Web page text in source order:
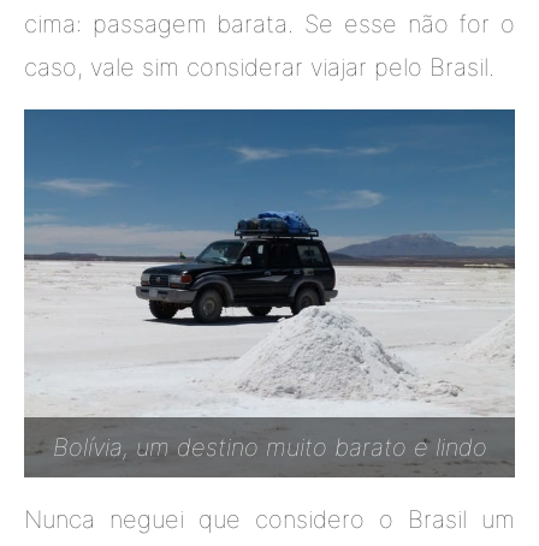
cima: passagem barata. Se esse não for o
caso, vale sim considerar viajar pelo Brasil.
Bolívia, um destino muito barato e lindo
Nunca neguei que considero o Brasil um